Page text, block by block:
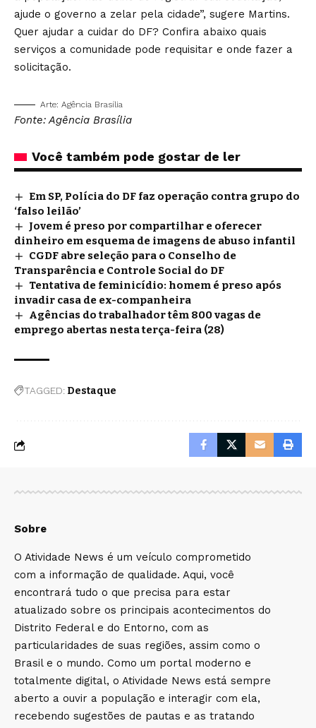
ajude o governo a zelar pela cidade”, sugere Martins.
Quer ajudar a cuidar do DF? Confira abaixo quais
serviços a comunidade pode requisitar e onde fazer a
solicitação.
Arte: Agência Brasília
Fonte: Agência Brasília
Você também pode gostar de ler
Em SP, Polícia do DF faz operação contra grupo do
‘falso leilão’
Jovem é preso por compartilhar e oferecer
dinheiro em esquema de imagens de abuso infantil
CGDF abre seleção para o Conselho de
Transparência e Controle Social do DF
Tentativa de feminicídio: homem é preso após
invadir casa de ex-companheira
Agências do trabalhador têm 800 vagas de
emprego abertas nesta terça-feira (28)
TAGGED: Destaque
Sobre
O Atividade News é um veículo comprometido
com a informação de qualidade. Aqui, você
encontrará tudo o que precisa para estar
atualizado sobre os principais acontecimentos do
Distrito Federal e do Entorno, com as
particularidades de suas regiões, assim como o
Brasil e o mundo. Como um portal moderno e
totalmente digital, o Atividade News está sempre
aberto a ouvir a população e interagir com ela,
recebendo sugestões de pautas e as tratando